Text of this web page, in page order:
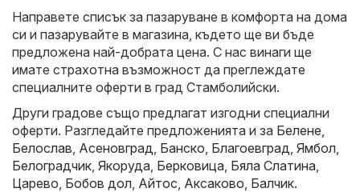
Направете списък за пазаруване в комфорта на дома
си и пазарувайте в магазина, където ще ви бъде
предложена най-добрата цена. С нас винаги ще
имате страхотна възможност да преглеждате
специалните оферти в град Стамболийски.
Други градове също предлагат изгодни специални
оферти. Разгледайте предложенията и за Белене
Белослав Асеновград Банско Благоевград Ямбол
Белоградчик Якоруда Берковица Бяла Слатина
Царево Бобов дол Айтос Аксаково Балчик.